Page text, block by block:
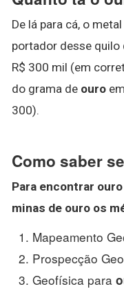
De lá para cá, o
portador desse quilo
R$ 300 mil (em
do grama de ouro
300).
Como saber
Para encontrar ouro
minas de ouro os
Mapeamento
Prospecção
Geofísica para